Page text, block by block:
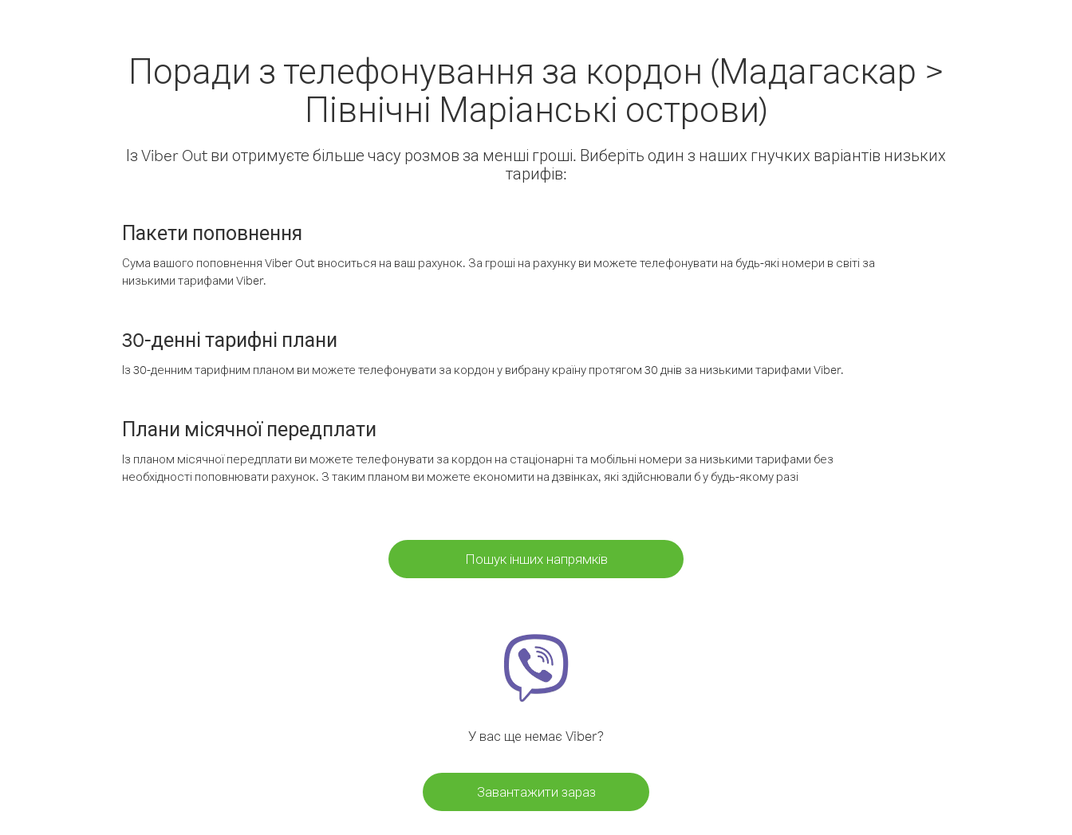
Поради з телефонування за кордон (Мадагаскар >
Північні Маріанські острови)
Із Viber Out ви отримуєте більше часу розмов за менші гроші. Виберіть один з наших гнучких варіантів низьких
тарифів:
Пакети поповнення
Сума вашого поповнення Viber Out вноситься на ваш рахунок. За гроші на рахунку ви можете телефонувати на будь-які номери в світі за
низькими тарифами Viber.
30-денні тарифні плани
Із 30-денним тарифним планом ви можете телефонувати за кордон у вибрану країну протягом 30 днів за низькими тарифами Viber.
Плани місячної передплати
Із планом місячної передплати ви можете телефонувати за кордон на стаціонарні та мобільні номери за низькими тарифами без
необхідності поповнювати рахунок. З таким планом ви можете економити на дзвінках, які здійснювали б у будь-якому разі
Пошук інших напрямків
У вас ще немає Viber?
Завантажити зараз